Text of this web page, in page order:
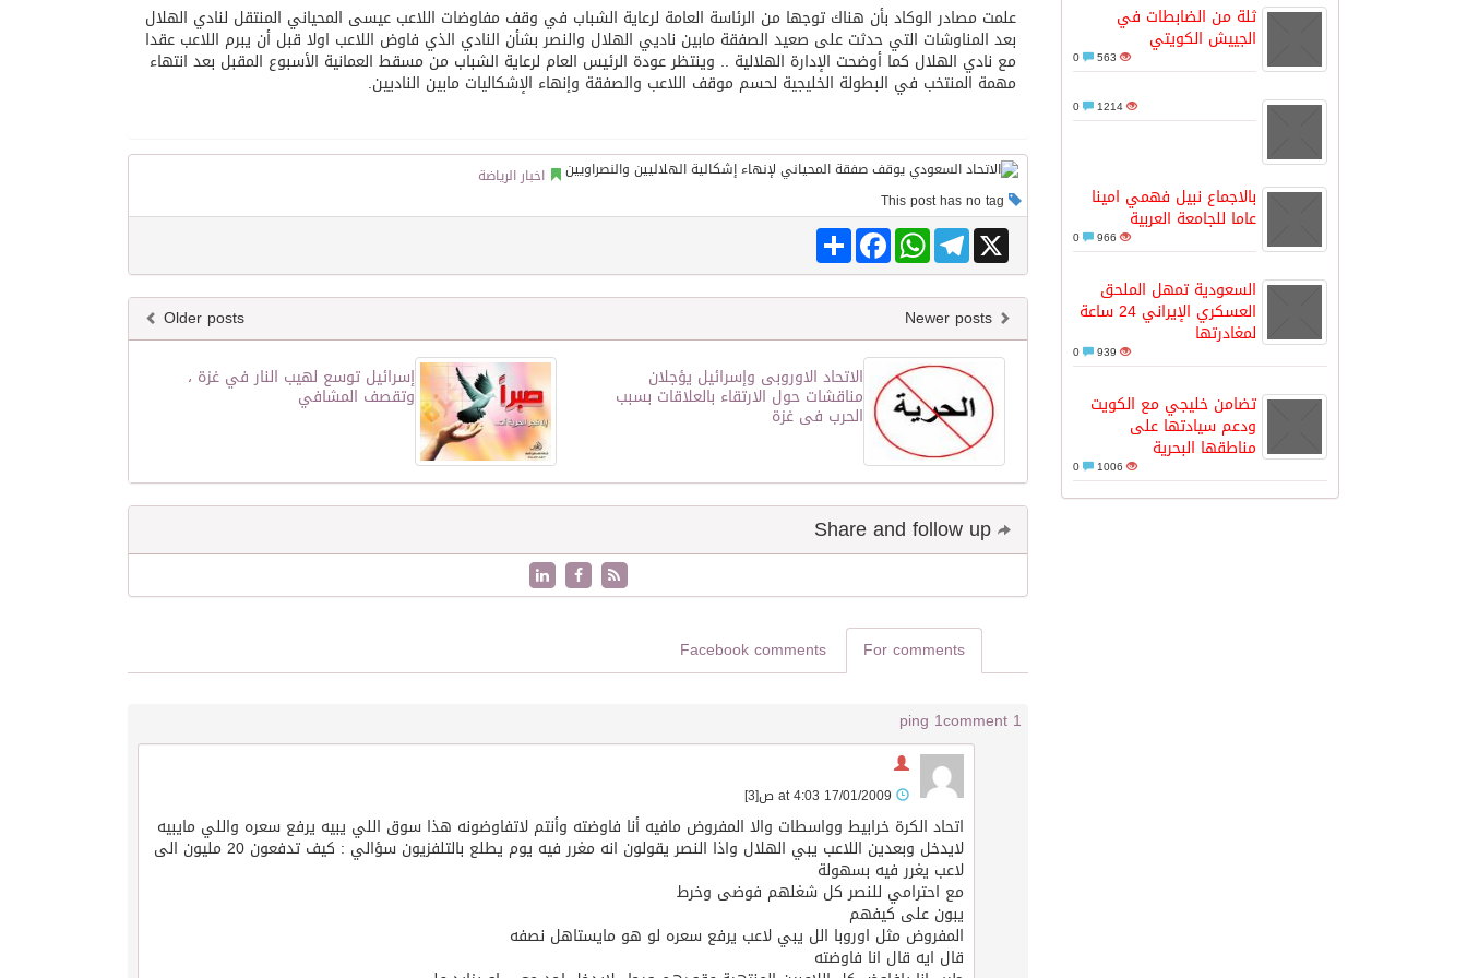
مدينة الملك سلمان للطاقة “سبارك” توقع اتفاقية تطوير مصانع جاهزة ومتخصصة في مجال الطاقة
كسوة الكعبة تعتلي البيت العتيق
“سبيس إكس” تطلق 24 قمرًا صناعيًا جديدًا إلى الفضاء
ثلة من الضابطات في
الجييش الكويتي
563
1214
بالاجماع نبيل فهمي امينا
عاما للجامعة العربية
966
السعودية تمهل الملحق
العسكري الإيراني 24 ساعة
لمغادرتها
939
تضامن خليجي مع الكويت
ودعم سيادتها على
مناطقها البحرية
1006
علمت مصادر الوكاد بأن هناك توجها من الرئاسة العامة لرعاية الشباب في وقف مفاوضات اللاعب عيسى المحياني المنتقل لنادي الهلال
بعد المناوشات التي حدثت على صعيد الصفقة مابين ناديي الهلال والنصر بشأن النادي الذي فاوض اللاعب اولا قبل أن يبرم اللاعب عقدا
مع نادي الهلال كما أوضحت الإدارة الهلالية .. وينتظر عودة الرئيس العام لرعاية الشباب من مسقط العمانية الأسبوع المقبل بعد انتهاء
مهمة المنتخب في البطولة الخليجية لحسم موقف اللاعب والصفقة وإنهاء الإشكاليات مابين الناديين.
اخبار الرياضة
Share
FacebookWhatsAppTelegram X
Older posts
إسرائيل توسع لهيب النار في غزة ،
وتقصف المشافي
الاتحاد الاوروبى وإسرائيل يؤجلان
مناقشات حول الارتقاء بالعلاقات بسبب
الحرب فى غزة
For comments
Facebook comments
1 comment
1 ping
[3]
اتحاد الكرة خرابيط وواسطات والا المفروض مافيه أنا فاوضته وأنتم لاتفاوضونه هذا سوق اللي يبيه يرفع سعره واللي مايبيه
لايدخل وبعدين اللاعب يبي الهلال واذا النصر يقولون انه مغرر فيه يوم يطلع بالتلفزيون سؤالي : كيف تدفعون 20 مليون الى
لاعب يغرر فيه بسهولة
مع احترامي للنصر كل شغلهم فوضى وخرط
يبون على كيفهم
المفروض مثل اوروبا الل يبي لاعب يرفع سعره لو هو مايستاهل نصفه
قال ايه قال انا فاوضته